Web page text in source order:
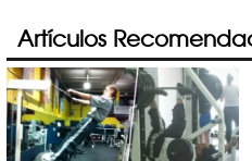
Artículos